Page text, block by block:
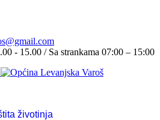
- 15.00 / Sa strankama 07:00 – 15:00
životinja